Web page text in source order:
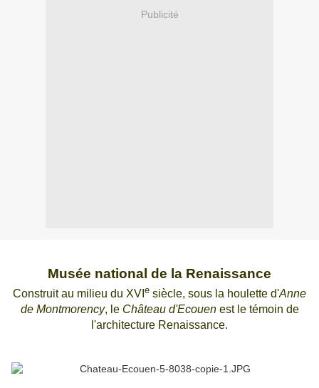
Publicité
Musée national de la Renaissance
Construit au milieu du XVI e siècle, sous la houlette d'Anne
de Montmorency, le Château d'Ecouenest le témoin de
l'architecture Renaissance.